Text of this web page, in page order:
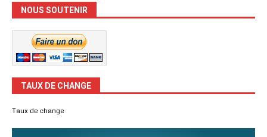
NOUS SOUTENIR
TAUX DE CHANGE
Taux de change